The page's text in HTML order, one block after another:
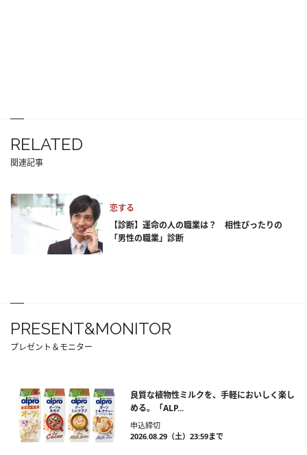
RELATED
関連記事
恋する
【診断】運命の人の職業は？ 相性ぴったりの
「男性の職業」診断
PRESENT&MONITOR
プレゼント＆モニター
良質な植物性ミルクを、手軽においしく楽し
める。「ALP...
申込締切
2026.08.29（土）23:59まで